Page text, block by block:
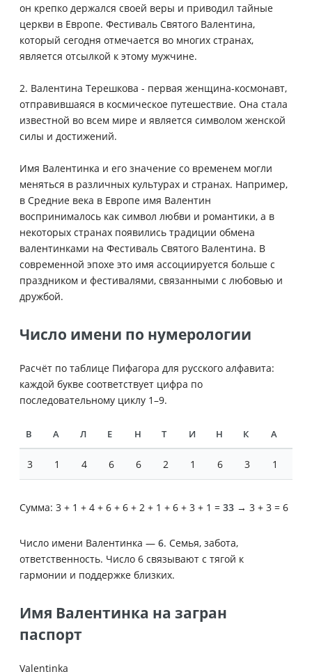
он крепко держался своей веры и приводил тайные
церкви в Европе. Фестиваль Святого Валентина,
который сегодня отмечается во многих странах,
является отсылкой к этому мужчине.
2. Валентина Терешкова - первая женщина-космонавт,
отправившаяся в космическое путешествие. Она стала
известной во всем мире и является символом женской
силы и достижений.
Имя Валентинка и его значение со временем могли
меняться в различных культурах и странах. Например,
в Средние века в Европе имя Валентин
воспринималось как символ любви и романтики, а в
некоторых странах появились традиции обмена
валентинками на Фестиваль Святого Валентина. В
современной эпохе это имя ассоциируется больше с
праздником и фестивалями, связанными с любовью и
дружбой.
Число имени по нумерологии
Расчёт по таблице Пифагора для русского алфавита:
каждой букве соответствует цифра по
последовательному циклу 1–9.
В А Л Е Н Т И Н К А
3 1 4 6 6 2 1 6 3 1
Сумма: 3 + 1 + 4 + 6 + 6 + 2 + 1 + 6 + 3 + 1 = 33 → 3 + 3 = 6
Число имени Валентинка — 6. Семья, забота,
ответственность. Число 6 связывают с тягой к
гармонии и поддержке близких.
Имя Валентинка на загран
паспорт
Valentinka